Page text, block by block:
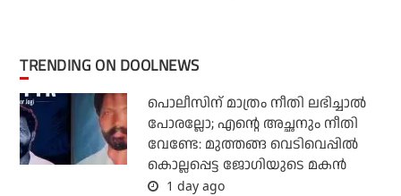
TRENDING ON DOOLNEWS
പൊലീസിന് മാത്രം നീതി ലഭിച്ചാല്‍
പോരല്ലോ; എന്റെ അച്ഛനും നീതി
വേണ്ടേ: മുത്തങ്ങ വെടിവെപ്പില്‍
കൊല്ലപ്പെട്ട ജോഗിയുടെ മകന്‍
1 day ago